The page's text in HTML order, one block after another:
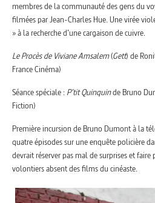
membres de la communauté des gens du
filmées par Jean-Charles Hue. Une virée
» à la recherche d’une cargaison de cuivre.
Le Procès de Viviane Amsalem(Gett) de
France Cinéma)
Séance spéciale : P’tit Quinquinde Bruno
Fiction)
Première incursion de Bruno Dumont à la
quatre épisodes sur une enquête policière
devrait réserver pas mal de surprises et faire
volontiers absent des films du cinéaste.